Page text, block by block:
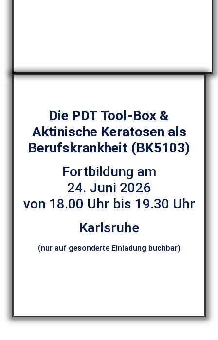
Die PDT Tool-Box &
Aktinische Keratosen als
Berufskrankheit (BK5103)
Fortbildung am
24. Juni 2026
von 18.00 Uhr bis 19.30 Uhr
Karlsruhe
(nur auf gesonderte Einladung buchbar)